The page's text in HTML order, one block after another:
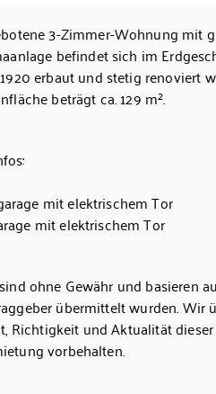
3-Zimmer-Wohnung mit
befindet sich im
erbaut und stetig renoviert
beträgt ca. 129 m².
und stilvolle Einbauküche ist
(ca. 65 m²) mit Markise
große Terrasse lädt
Wohn- und Essbereich
eine moderne
besondere
mit elektrischem Tor
mit elektrischem Tor
im Keller, ideal nutzbar als
ohne Gewähr und basieren
übermittelt wurden. Wir
Richtigkeit und Aktualität
vorbehalten.